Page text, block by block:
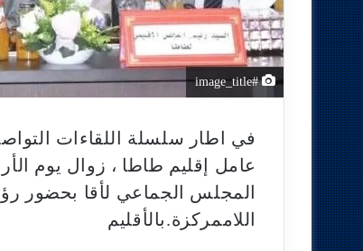
#image_title
في اطار سلسلة اللقاءات
المجلس الجماعي لأقا بحضور
اللاممركزة.بالأقليم